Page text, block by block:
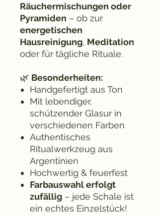
Räuchermischungen oder
Pyramiden – ob zur
energetischen
Hausreinigung, Meditation
oder für tägliche Rituale.
🌿 Besonderheiten:
Handgefertigt aus Ton
Mit lebendiger,
schützender Glasur in
verschiedenen Farben
Authentisches
Ritualwerkzeug aus
Argentinien
Hochwertig & feuerfest
Farbauswahl erfolgt
zufällig – jede Schale ist
ein echtes Einzelstück!